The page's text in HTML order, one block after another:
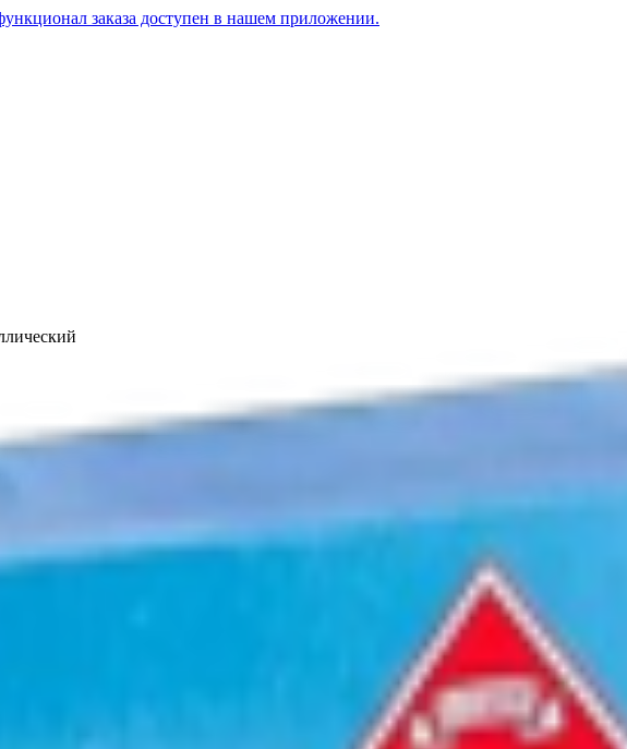
заказа доступен в нашем приложении.
без вкусоароматических добавок сахарозу, полученную в